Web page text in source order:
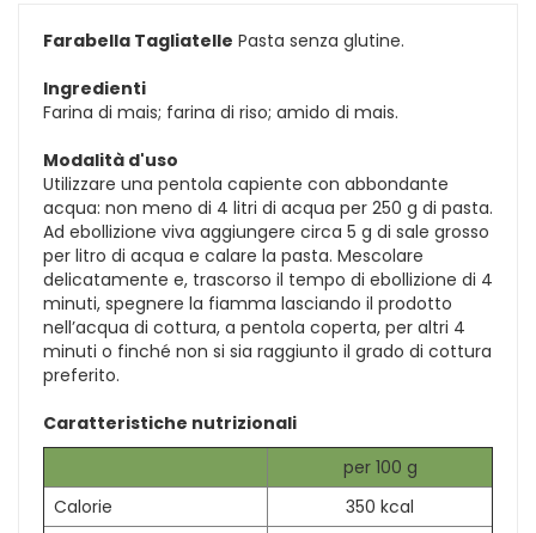
Farabella Tagliatelle Pasta senza glutine.
Ingredienti
Farina di mais; farina di riso; amido di mais.
Modalità d'uso
Utilizzare una pentola capiente con abbondante
acqua: non meno di 4 litri di acqua per 250 g di pasta.
Ad ebollizione viva aggiungere circa 5 g di sale grosso
per litro di acqua e calare la pasta. Mescolare
delicatamente e, trascorso il tempo di ebollizione di 4
minuti, spegnere la fiamma lasciando il prodotto
nell’acqua di cottura, a pentola coperta, per altri 4
minuti o finché non si sia raggiunto il grado di cottura
preferito.
Caratteristiche nutrizionali
per 100 g
Calorie
350 kcal